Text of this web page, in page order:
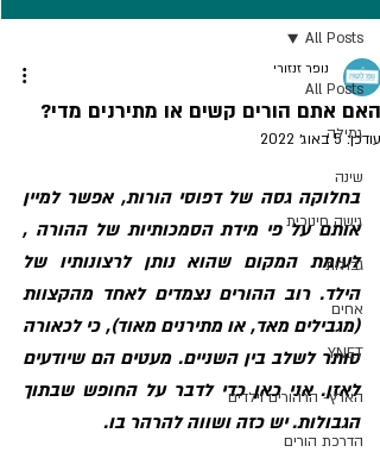
All Posts
גמילה
שינה
גישה חינוכית
גבולות
אחים
YNET
הארץ- הרהורים וילדים
הדרכת הורים
All Posts
האם אתם הורים קשים או מתירנים מדי?
נופר זנזורי
עודכן:5 באוג׳ 2022
הגבולות. יש כזה ושווה להרהר בו.